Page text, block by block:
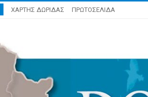
ΧΑΡΤΗΣ ΔΩΡΙΔΑΣ ΠΡΩΤΟΣΕΛΙΔΑ